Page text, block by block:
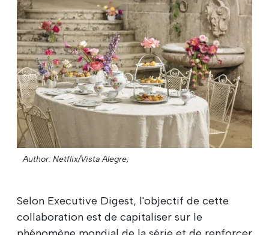
Author: Netflix/Vista Alegre;
Selon Executive Digest, l'objectif de cette
collaboration est de capitaliser sur le